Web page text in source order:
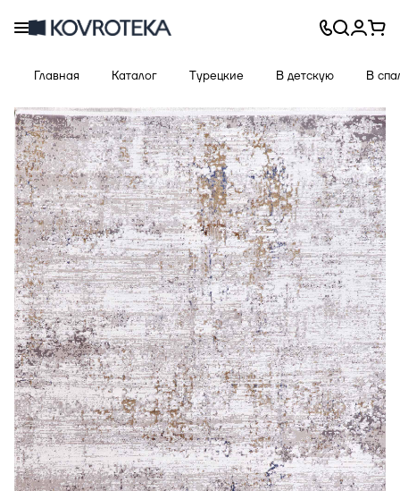
Главная Каталог Турецкие В детскую В